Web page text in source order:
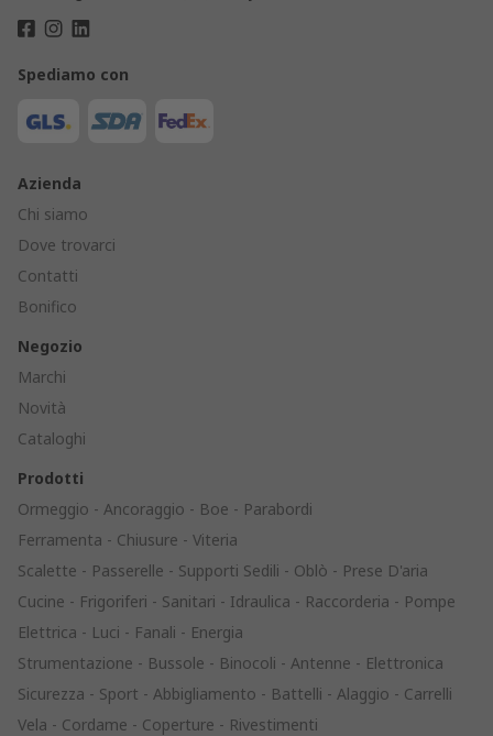
Spediamo con
Azienda
Chi siamo
Dove trovarci
Contatti
Bonifico
Negozio
Marchi
Novità
Cataloghi
Prodotti
Ormeggio - Ancoraggio - Boe - Parabordi
Ferramenta - Chiusure - Viteria
Scalette - Passerelle - Supporti Sedili - Oblò - Prese D'aria
Cucine - Frigoriferi - Sanitari - Idraulica - Raccorderia - Pompe
Elettrica - Luci - Fanali - Energia
Strumentazione - Bussole - Binocoli - Antenne - Elettronica
Sicurezza - Sport - Abbigliamento - Battelli - Alaggio - Carrelli
Vela - Cordame - Coperture - Rivestimenti